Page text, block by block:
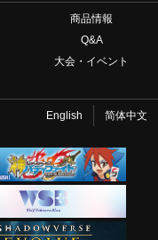
商品情報
Q&A
大会・イベント
English 简体中文